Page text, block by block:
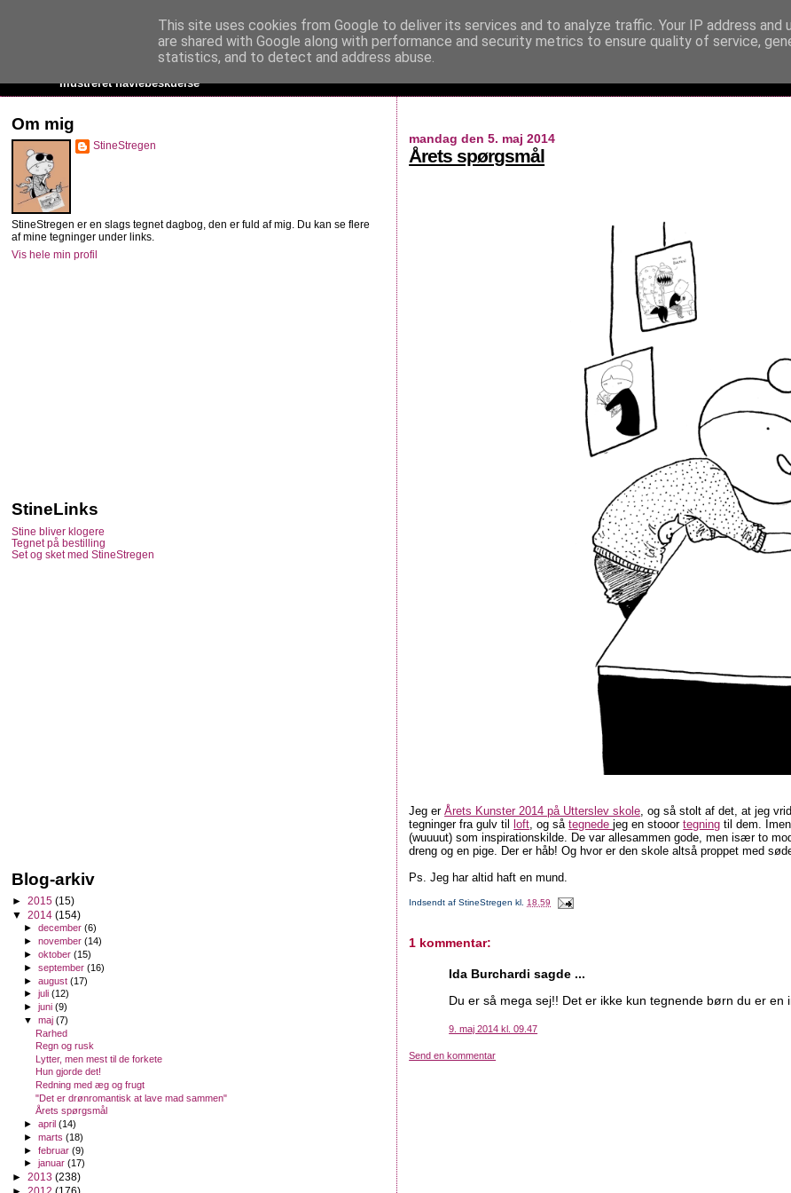
StineStregen
Illustreret navlebeskuelse
mandag den 5. maj 2014
Årets spørgsmål
Jeg erÅrets Kunster 2014 på Utterslev skole, og så stolt af det, at jeg
tegninger fra gulv til
loft, og såtegnedejeg en stooortegning til dem.
(wuuuut) som inspirationskilde. De var allesammen gode, men især to
dreng og en pige. Der er håb! Og hvor er den skole altså proppet med
Ps. Jeg har altid haft en mund.
Indsendt afStineStregen kl.18.59
1 kommentar:
Ida Burchardi sagde ...
Du er så mega sej!! Det er ikke kun tegnende børn du er en
9. maj 2014 kl. 09.47
Send en kommentar
Om mig
StineStregen
StineStregen er en slags tegnet dagbog, den er fuld af mig. Du kan se flere
af mine tegninger under links.
Vis hele min profil
StineLinks
Stine bliver klogere
Tegnet på bestilling
Set og sket med StineStregen
Blog-arkiv
► 2015 (15)
▼ 2014 (154)
►december(6)
►november(14)
►oktober(15)
►september(16)
►august(17)
►juli(12)
►juni(9)
▼maj(7)
Rarhed
Regn og rusk
Lytter, men mest til de forkete
Hun gjorde det!
Redning med æg og frugt
"Det er drønromantisk at lave mad sammen"
Årets spørgsmål
►april(14)
►marts(18)
►februar(9)
►januar(17)
► 2013 (238)
This site uses cookies from Google to deliver its services and to analyze traffic. Your IP address and
are shared with Google along with performance and security metrics to ensure quality of service,
statistics, and to detect and address abuse.